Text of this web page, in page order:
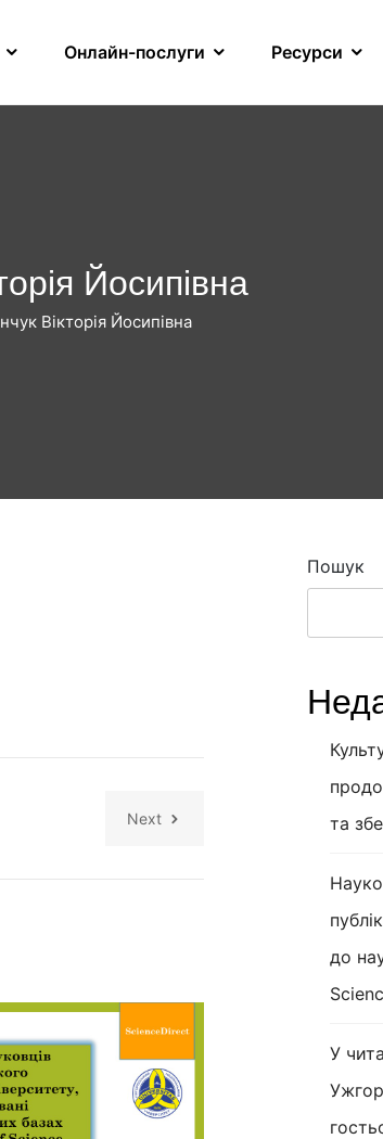
Онлайн-послуги Ресурси
Йосипівна
Вікторія Йосипівна
Пошук
та
до
У
Next